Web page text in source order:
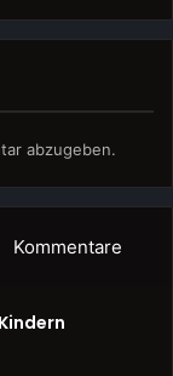
abzugeben.
Kommentare